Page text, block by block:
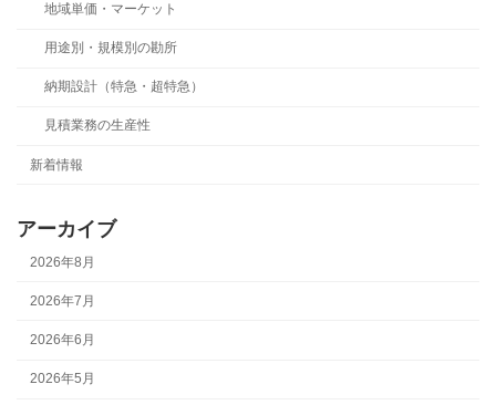
地域単価・マーケット
用途別・規模別の勘所
納期設計（特急・超特急）
見積業務の生産性
新着情報
アーカイブ
2026年8月
2026年7月
2026年6月
2026年5月